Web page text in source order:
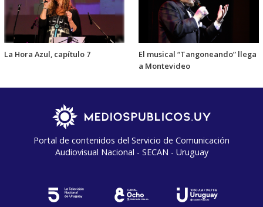
La Hora Azul, capítulo 7
El musical “Tangoneando” llega
a Montevideo
Portal de contenidos del Servicio de Comunicación
Audiovisual Nacional - SECAN - Uruguay